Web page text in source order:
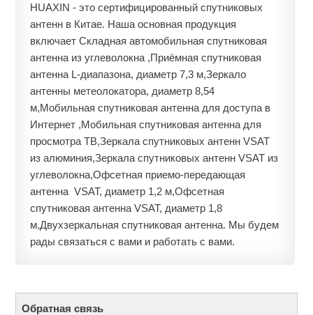
HUAXIN - это сертифицированный спутниковых
антенн в Китае. Наша основная продукция
включает Складная автомобильная спутниковая
антенна из углеволокна ,Приёмная спутниковая
антенна L-диапазона, диаметр 7,3 м,Зеркало
антенны метеолокатора, диаметр 8,54
м,Мобильная спутниковая антенна для доступа в
Интернет ,Мобильная спутниковая антенна для
просмотра ТВ,Зеркала спутниковых антенн VSAT
из алюминия,Зеркала спутниковых антенн VSAT из
углеволокна,Офсетная приемо-передающая
антенна VSAT, диаметр 1,2 м,Офсетная
спутниковая антенна VSAT, диаметр 1,8
м,Двухзеркальная спутниковая антенна. Мы будем
рады связаться с вами и работать с вами.
Обратная связь